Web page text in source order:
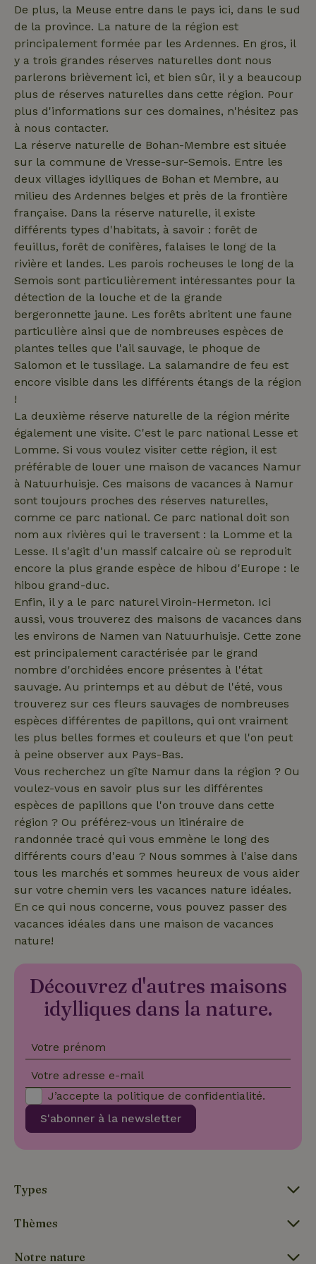
De plus, la Meuse entre dans le pays ici, dans le sud
de la province. La nature de la région est
principalement formée par les Ardennes. En gros, il
y a trois grandes réserves naturelles dont nous
parlerons brièvement ici, et bien sûr, il y a beaucoup
plus de réserves naturelles dans cette région. Pour
plus d'informations sur ces domaines, n'hésitez pas
à nous contacter.
La réserve naturelle de Bohan-Membre est située
sur la commune de Vresse-sur-Semois. Entre les
deux villages idylliques de Bohan et Membre, au
milieu des Ardennes belges et près de la frontière
française. Dans la réserve naturelle, il existe
différents types d'habitats, à savoir : forêt de
feuillus, forêt de conifères, falaises le long de la
rivière et landes. Les parois rocheuses le long de la
Semois sont particulièrement intéressantes pour la
détection de la louche et de la grande
bergeronnette jaune. Les forêts abritent une faune
particulière ainsi que de nombreuses espèces de
plantes telles que l'ail sauvage, le phoque de
Salomon et le tussilage. La salamandre de feu est
encore visible dans les différents étangs de la région
!
La deuxième réserve naturelle de la région mérite
également une visite. C'est le parc national Lesse et
Lomme. Si vous voulez visiter cette région, il est
préférable de louer une maison de vacances Namur
à Natuurhuisje. Ces maisons de vacances à Namur
sont toujours proches des réserves naturelles,
comme ce parc national. Ce parc national doit son
nom aux rivières qui le traversent : la Lomme et la
Lesse. Il s'agit d'un massif calcaire où se reproduit
encore la plus grande espèce de hibou d'Europe : le
hibou grand-duc.
Enfin, il y a le parc naturel Viroin-Hermeton. Ici
aussi, vous trouverez des maisons de vacances dans
les environs de Namen van Natuurhuisje. Cette zone
est principalement caractérisée par le grand
nombre d'orchidées encore présentes à l'état
sauvage. Au printemps et au début de l'été, vous
trouverez sur ces fleurs sauvages de nombreuses
espèces différentes de papillons, qui ont vraiment
les plus belles formes et couleurs et que l'on peut
à peine observer aux Pays-Bas.
Vous recherchez un gîte Namur dans la région ? Ou
voulez-vous en savoir plus sur les différentes
espèces de papillons que l'on trouve dans cette
région ? Ou préférez-vous un itinéraire de
randonnée tracé qui vous emmène le long des
différents cours d'eau ? Nous sommes à l'aise dans
tous les marchés et sommes heureux de vous aider
sur votre chemin vers les vacances nature idéales.
En ce qui nous concerne, vous pouvez passer des
vacances idéales dans une maison de vacances
nature!
Découvrez d'autres maisons
idylliques dans la nature.
Votre prénom
Votre adresse e-mail
S'abonner à la newsletter
J’accepte la politique de confidentialité.
Types
Thèmes
Notre nature
de visiter
Web.
_nhftconstraint_term-
search
www.maisonnature.fr
deposit-refund
www.maisonnature.fr
_nhft_user-create-account www.maisonnature.fr
recently_viewed_houses www.maisonnature.fr
_nhftconstraint_new-
calendar
www.maisonnature.fr
_nhft_safety-deposit-refund www.maisonnature.fr
geo-json
www.maisonnature.fr
_nhftconstraint_search-
lowest-price
www.maisonnature.fr
_nhft_term-search www.maisonnature.fr
group-locations
_nhftconstraint_user-
www.maisonnature.fr
nature_house_session
_nhft_search-group-